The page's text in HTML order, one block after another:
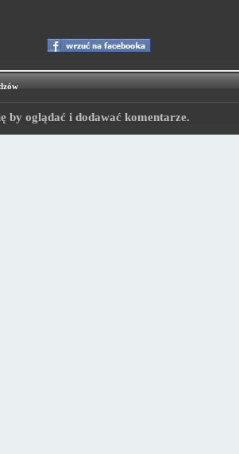
by oglądać i dodawać komentarze.